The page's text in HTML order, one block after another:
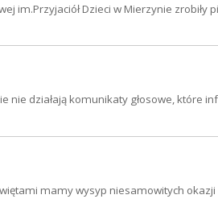
im.Przyjaciół Dzieci w Mierzynie
działają komunikaty głosowe, które
mamy wysyp niesamowitych